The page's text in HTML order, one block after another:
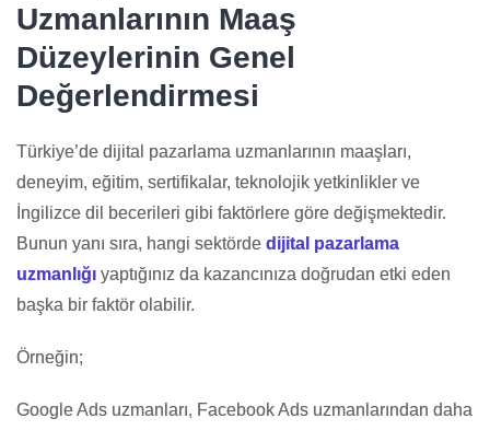
Uzmanlarının Maaş
Düzeylerinin Genel
Değerlendirmesi
Türkiye’de dijital pazarlama uzmanlarının maaşları,
deneyim, eğitim, sertifikalar, teknolojik yetkinlikler ve
İngilizce dil becerileri gibi faktörlere göre değişmektedir.
Bunun yanı sıra, hangi sektörde dijital pazarlama
uzmanlığı yaptığınız da kazancınıza doğrudan etki eden
başka bir faktör olabilir.
Örneğin;
Google Ads uzmanları, Facebook Ads uzmanlarından daha